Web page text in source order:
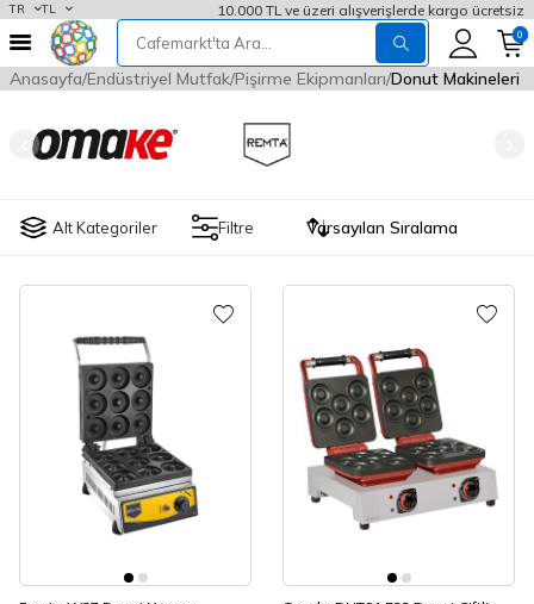
TR TL 10.000 TL ve üzeri alışverişlerde kargo ücretsiz
0
Anasayfa Endüstriyel Mutfak Pişirme Ekipmanları Donut Makineleri
Alt Kategoriler Filtre